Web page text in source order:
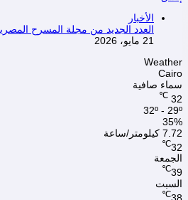
الأخبار
العدد الجديد من مجلة المسرح
21 مايو، 2026
Weather
Cairo
سماء صافية
32
℃
32º - 29º
35%
7.72 كيلومتر/ساعة
32
℃
الجمعة
39
℃
السبت
38
℃